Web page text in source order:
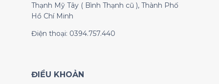
Thạnh Mỹ Tây ( Bình Thạnh cũ ), Thành Phố
Hồ Chí Minh
Điện thoại: 0394.757.440
ĐIỀU KHOẢN